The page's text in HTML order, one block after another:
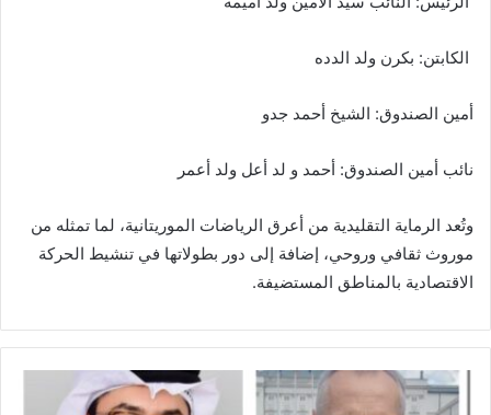
الكابتن: بكرن ولد الدده
أمين الصندوق: الشيخ أحمد جدو
نائب أمين الصندوق: أحمد و لد أعل ولد أعمر
وتُعد الرماية التقليدية من أعرق الرياضات الموريتانية، لما تمثله من
موروث ثقافي وروحي، إضافة إلى دور بطولاتها في تنشيط الحركة
الاقتصادية بالمناطق المستضيفة.